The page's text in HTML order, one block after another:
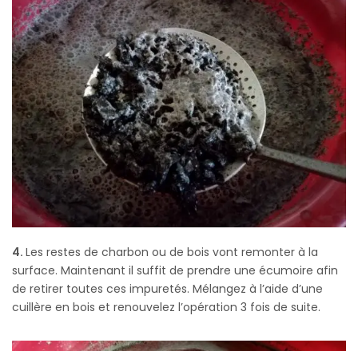
4. Les restes de charbon ou de bois vont remonter à la
surface. Maintenant il suffit de prendre une écumoire afin
de retirer toutes ces impuretés. Mélangez à l’aide d’une
cuillère en bois et renouvelez l’opération 3 fois de suite.